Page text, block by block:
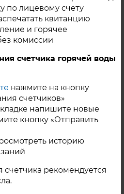
по лицевому счету
квитанцию
и горячее
комиссии
счетчика горячей воды
нажмите на кнопку
счетчиков»
напишите новые
кнопку «Отправить
историю
счетчика рекомендуется
Ломоносова 8а (д/с № 12)